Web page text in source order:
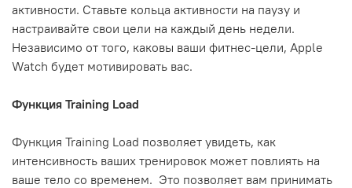
активности. Ставьте кольца активности на паузу и
настраивайте свои цели на каждый день недели.
Независимо от того, каковы ваши фитнес-цели, Apple
Watch будет мотивировать вас.
Функция Training Load
Функция Training Load позволяет увидеть, как
интенсивность ваших тренировок может повлиять на
ваше тело со временем. Это позволяет вам принимать